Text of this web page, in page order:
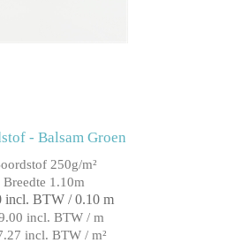
- Balsam Groen
250g/m²
Breedte 1.10m
incl. BTW / 0.10 m
incl. BTW / m
incl. BTW / m²